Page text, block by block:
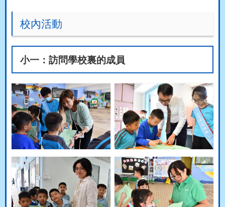
校內活動
小一：訪問學校裏的成員